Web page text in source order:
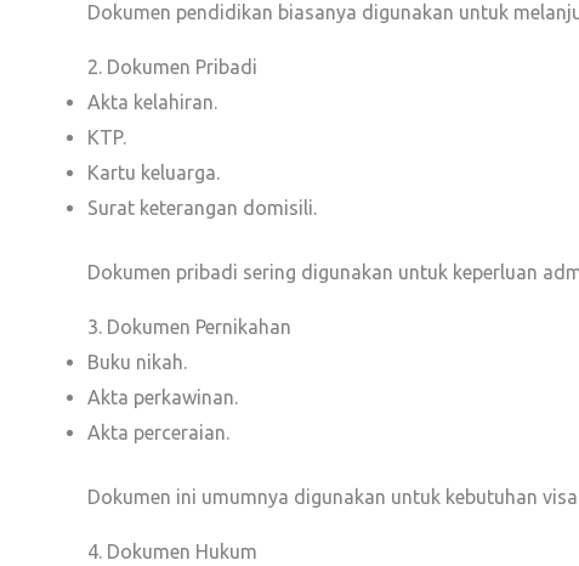
Dokumen pendidikan biasanya digunakan untuk
2. Dokumen Pribadi
Akta kelahiran.
KTP.
Kartu keluarga.
Surat keterangan domisili.
Dokumen pribadi sering digunakan untuk keperluan
3. Dokumen Pernikahan
Buku nikah.
Akta perkawinan.
Akta perceraian.
Dokumen ini umumnya digunakan untuk kebutuhan
4. Dokumen Hukum